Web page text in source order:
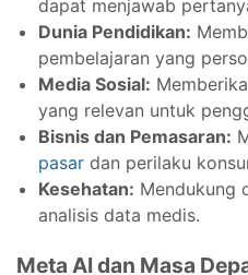
dapat menjawab
Dunia Pendidikan:
pembelajaran yang
Media Sosial:
yang relevan untuk
Bisnis dan Pemasaran:
pasar dan perilaku
Kesehatan: Mendukung
analisis data medis.
Meta AI dan Masa